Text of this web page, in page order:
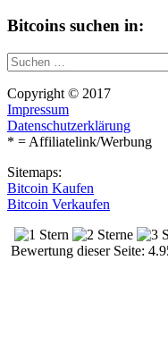
Bitcoins suchen in:
Suche
nach:
Copyright © 2017
Impressum
Datenschutzerklärung
* = Affiliatelink/Werbung
Sitemaps:
Bitcoin Kaufen
Bitcoin Verkaufen
Bewertung dieser Seite: